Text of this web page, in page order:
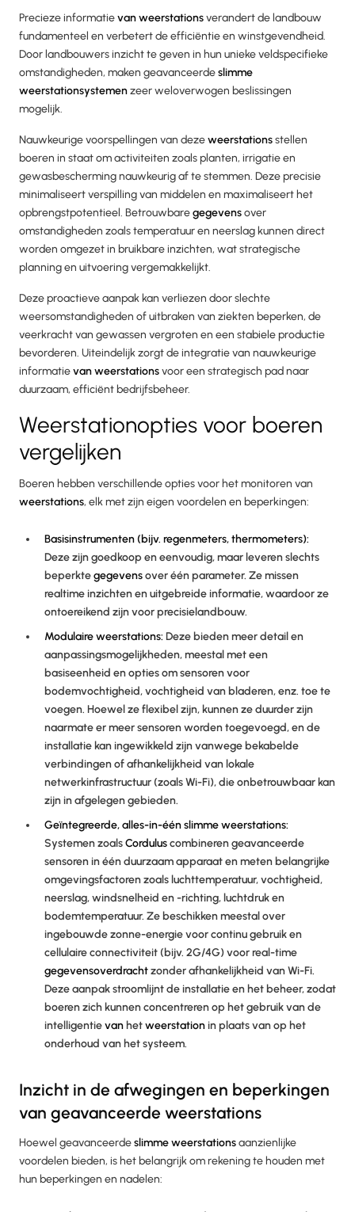
Precieze informatievan weerstationsverandert de landbouw
fundamenteel en verbetert de efficiëntie en winstgevendheid.
Door landbouwers inzicht te geven in hun unieke veldspecifieke
omstandigheden, maken geavanceerdeslimme
weerstationsystemenzeer weloverwogen beslissingen
mogelijk.
Nauwkeurige voorspellingen van dezeweerstationsstellen
boeren in staat om activiteiten zoals planten, irrigatie en
gewasbescherming nauwkeurig af te stemmen. Deze precisie
minimaliseert verspilling van middelen en maximaliseert het
opbrengstpotentieel. Betrouwbaregegevensover
omstandigheden zoals temperatuur en neerslag kunnen direct
worden omgezet in bruikbare inzichten, wat strategische
planning en uitvoering vergemakkelijkt.
Deze proactieve aanpak kan verliezen door slechte
weersomstandigheden of uitbraken van ziekten beperken, de
veerkracht van gewassen vergroten en een stabiele productie
bevorderen. Uiteindelijk zorgt de integratie van nauwkeurige
informatievan weerstationsvoor een strategisch pad naar
duurzaam, efficiënt bedrijfsbeheer.
Weerstationopties voor boeren
vergelijken
Boeren hebben verschillende opties voor het monitoren van
weerstations, elk met zijn eigen voordelen en beperkingen:
Basisinstrumenten (bijv. regenmeters, thermometers):
Deze zijn goedkoop en eenvoudig, maar leveren slechts
beperktegegevensover één parameter. Ze missen
realtime inzichten en uitgebreide informatie, waardoor ze
ontoereikend zijn voor precisielandbouw.
Modulaire weerstations: Deze bieden meer detail en
aanpassingsmogelijkheden, meestal met een
basiseenheid en opties om sensoren voor
bodemvochtigheid, vochtigheid van bladeren, enz. toe te
voegen. Hoewel ze flexibel zijn, kunnen ze duurder zijn
naarmate er meer sensoren worden toegevoegd, en de
installatie kan ingewikkeld zijn vanwege bekabelde
verbindingen of afhankelijkheid van lokale
netwerkinfrastructuur (zoals Wi-Fi), die onbetrouwbaar kan
zijn in afgelegen gebieden.
Geïntegreerde, alles-in-één slimme weerstations:
Systemen zoalsCorduluscombineren geavanceerde
sensoren in één duurzaam apparaat en meten belangrijke
omgevingsfactoren zoals luchttemperatuur, vochtigheid,
neerslag, windsnelheid en -richting, luchtdruk en
bodemtemperatuur. Ze beschikken meestal over
ingebouwde zonne-energie voor continu gebruik en
cellulaire connectiviteit (bijv. 2G/4G) voor real-time
gegevensoverdrachtzonder afhankelijkheid van Wi-Fi.
Deze aanpak stroomlijnt de installatie en het beheer, zodat
boeren zich kunnen concentreren op het gebruik van de
intelligentievan hetweerstationin plaats van op het
onderhoud van het systeem.
Inzicht in de afwegingen en beperkingen
van geavanceerde weerstations
Hoewel geavanceerdeslimme weerstationsaanzienlijke
voordelen bieden, is het belangrijk om rekening te houden met
hun beperkingen en nadelen: